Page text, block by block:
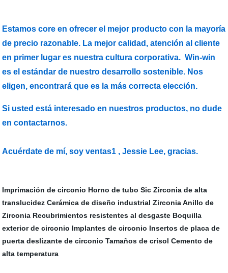
Estamos core en ofrecer el mejor producto con la mayoría
de precio razonable. La mejor calidad, atención al cliente
en primer lugar es nuestra cultura corporativa. Win-win
es el estándar de nuestro desarrollo sostenible. Nos
eligen, encontrará que es la más correcta elección.
Si usted está interesado en nuestros productos, no dude
en contactarnos.
Acuérdate de mí, soy ventas1 , Jessie Lee, gracias.
Imprimación de circonio Horno de tubo Sic Zirconia de alta
translucidez Cerámica de diseño industrial Zirconia Anillo de
Zirconia Recubrimientos resistentes al desgaste Boquilla
exterior de circonio Implantes de circonio Insertos de placa de
puerta deslizante de circonio Tamaños de crisol Cemento de
alta temperatura